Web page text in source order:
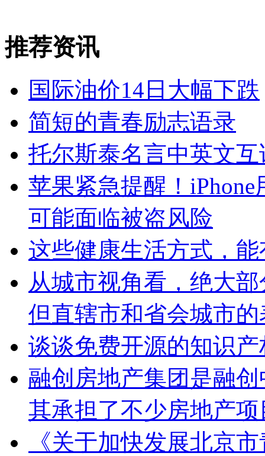
推荐资讯
国际油价14日大幅下跌
简短的青春励志语录
托尔斯泰名言中英文互
苹果紧急提醒！
可能面临被盗风险
这些健康生活方式，
从城市视角看，绝大
但直辖市和省会城市
谈谈免费开源的知识
融创房地产集团是融
其承担了不少房地产
《关于加快发展北京